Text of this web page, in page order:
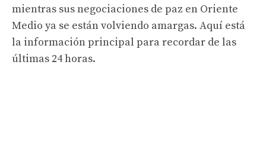
mientras sus negociaciones de paz en Oriente
Medio ya se están volviendo amargas. Aquí está
la información principal para recordar de las
últimas 24 horas.